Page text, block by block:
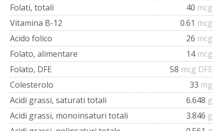
Folati, totali
40 mcg
Vitamina B-12
0.61 mcg
Acido folico
26 mcg
Folato, alimentare
14 mcg
Folato, DFE
58 mcg DFE
Colesterolo
33 mg
Acidi grassi, saturati totali
6.648 g
Acidi grassi, monoinsaturi totali
3.846 g